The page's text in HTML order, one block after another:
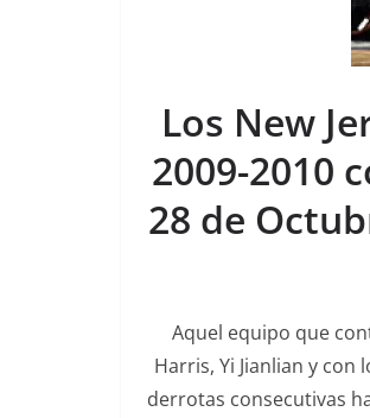
Los New
2009-2010
28 de
Aquel equipo que
Harris, Yi Jianlian y
derrotas consecutivas